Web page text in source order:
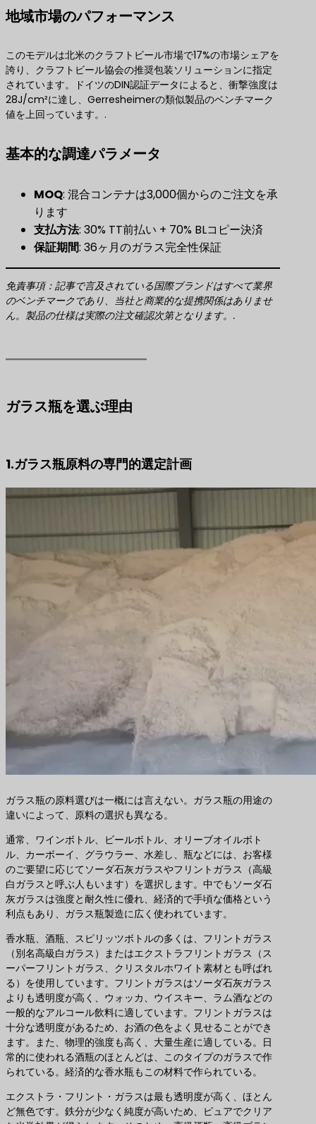
地域市場のパフォーマンス
このモデルは北米のクラフトビール市場で17%の市場シェアを
誇り、クラフトビール協会の推奨包装ソリューションに指定
されています。ドイツのDIN認証データによると、衝撃強度は
28J/cm²に達し、Gerresheimerの類似製品のベンチマーク
値を上回っています。.
基本的な調達パラメータ
MOQ: 混合コンテナは3,000個からのご注文を承
ります
支払方法: 30% TT前払い + 70% BLコピー決済
保証期間: 36ヶ月のガラス完全性保証
免責事項：記事で言及されている国際ブランドはすべて業界
のベンチマークであり、当社と商業的な提携関係はありませ
ん。製品の仕様は実際の注文確認次第となります。.
ガラス瓶を選ぶ理由
1.ガラス瓶原料の専門的選定計画
ガラス瓶の原料選びは一概には言えない。ガラス瓶の用途の
違いによって、原料の選択も異なる。
通常、ワインボトル、ビールボトル、オリーブオイルボト
ル、カーボーイ、グラウラー、水差し、瓶などには、お客様
のご要望に応じてソーダ石灰ガラスやフリントガラス（高級
白ガラスと呼ぶ人もいます）を選択します。中でもソーダ石
灰ガラスは強度と耐久性に優れ、経済的で手頃な価格という
利点もあり、ガラス瓶製造に広く使われています。
香水瓶、酒瓶、スピリッツボトルの多くは、フリントガラス
（別名高級白ガラス）またはエクストラフリントガラス（ス
ーパーフリントガラス、クリスタルホワイト素材とも呼ばれ
る）を使用しています。フリントガラスはソーダ石灰ガラス
よりも透明度が高く、ウォッカ、ウイスキー、ラム酒などの
一般的なアルコール飲料に適しています。フリントガラスは
十分な透明度があるため、お酒の色をよく見せることができ
ます。また、物理的強度も高く、大量生産に適している。日
常的に使われる酒瓶のほとんどは、このタイプのガラスで作
られている。経済的な香水瓶もこの材料で作られている。
エクストラ・フリント・ガラスは最も透明度が高く、ほとん
ど無色です。鉄分が少なく純度が高いため、ピュアでクリア